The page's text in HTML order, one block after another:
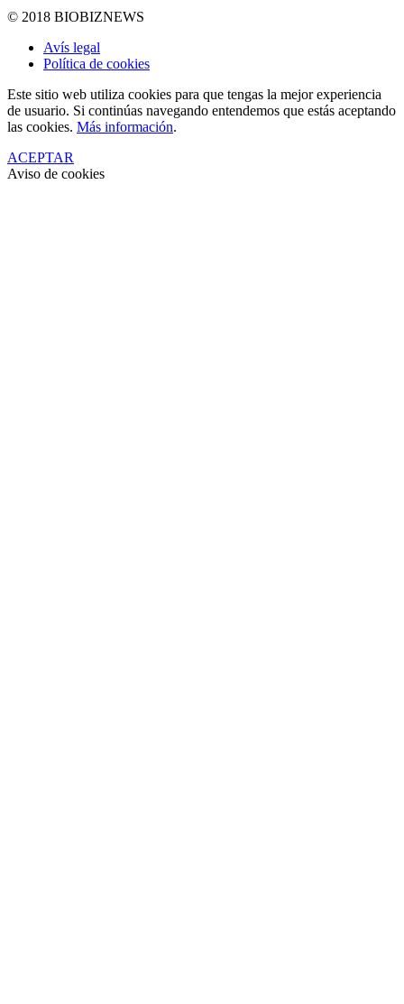
© 2018 BIOBIZNEWS
Avís legal
Política de cookies
Este sitio web utiliza cookies para que tengas la mejor experiencia
de usuario. Si continúas navegando entendemos que estás aceptando
las cookies. Más información.
ACEPTAR
Aviso de cookies